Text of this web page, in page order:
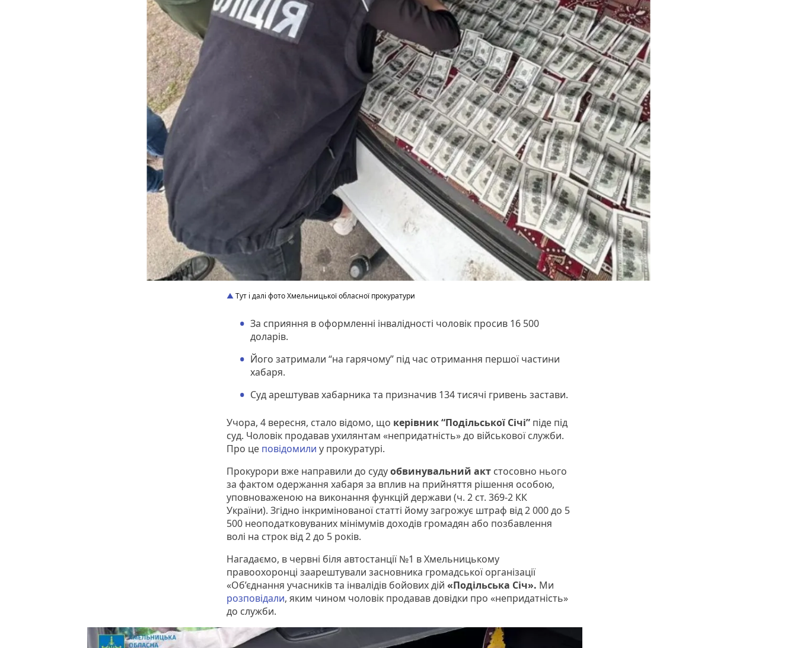
Тут і далі фото Хмельницької обласної прокуратури
За сприяння в оформленні інвалідності чоловік просив 16 500
доларів.
Його затримали “на гарячому” під час отримання першої частини
хабаря.
Суд арештував хабарника та призначив 134 тисячі гривень застави.
Учора, 4 вересня, стало відомо, що керівник “Подільської Січі” піде під
суд. Чоловік продавав ухилянтам «непридатність» до військової служби.
Про це повідомили у прокуратурі.
Прокурори вже направили до судуобвинувальний акт стосовно нього
за фактом одержання хабаря за вплив на прийняття рішення особою,
уповноваженою на виконання функцій держави (ч. 2 ст. 369-2 КК
України). Згідно інкримінованої статті йому загрожує штраф від 2 000 до 5
500 неоподатковуваних мінімумів доходів громадян або позбавлення
волі на строк від 2 до 5 років.
Нагадаємо, в червні біля автостанції №1 в Хмельницькому
правоохоронці заарештували засновника громадської організації
«Об’єднання учасників та інвалідів бойових дій «Подільська Січ». Ми
розповідали, яким чином чоловік продавав довідки про «непридатність»
до служби.